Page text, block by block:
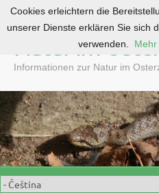
o
o
n
t
e
Natur im
Informationen zur Natur im
Cookies erleichtern die
unserer Dienste erklären Sie sich
verwenden.